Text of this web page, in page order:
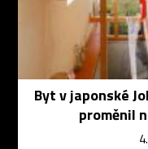
Byt v japonské
proměnil